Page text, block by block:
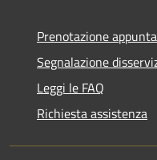
Prenotazione
Segnalazione
Leggi le FAQ
Richiesta assistenza